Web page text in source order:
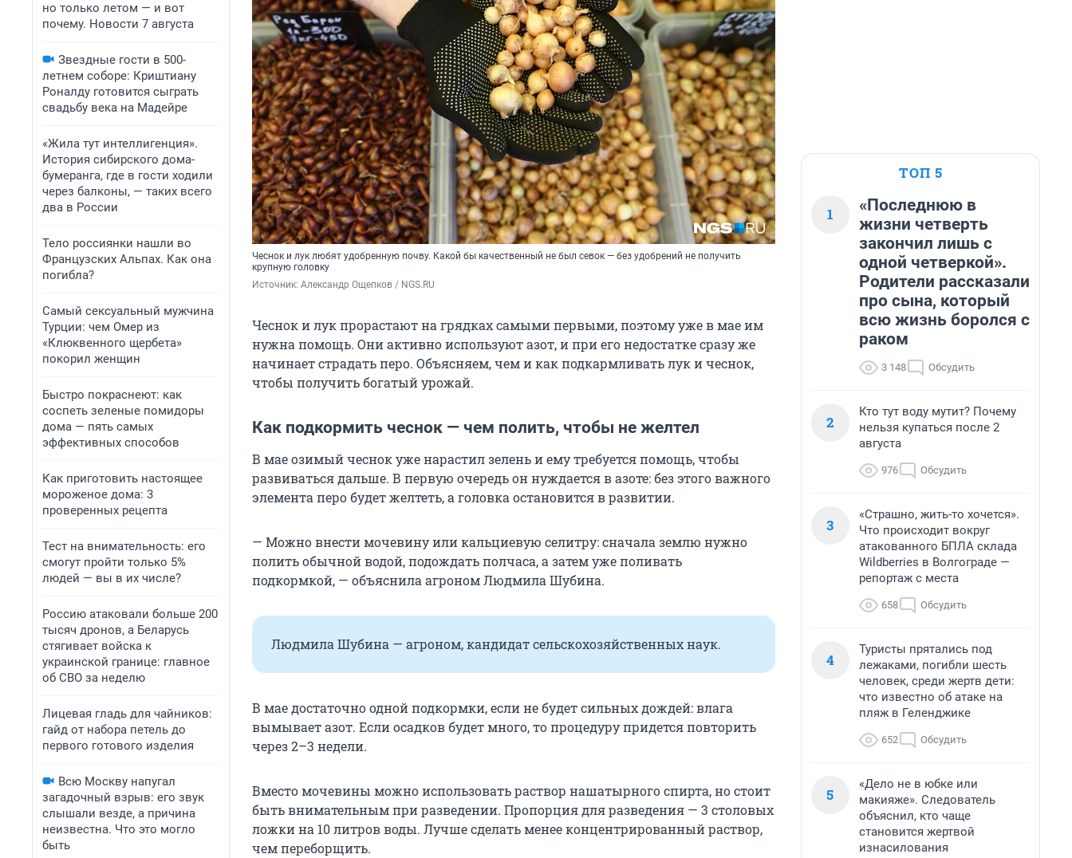
но только летом — и вот
почему. Новости 7 августа
Звездные гости в 500-
летнем соборе: Криштиану
Роналду готовится сыграть
свадьбу века на Мадейре
«Жила тут интеллигенция».
История сибирского дома-
бумеранга, где в гости ходили
через балконы, — таких всего
два в России
Тело россиянки нашли во
Французских Альпах. Как она
погибла?
Самый сексуальный мужчина
Турции: чем Омер из
«Клюквенного щербета»
покорил женщин
Быстро покраснеют: как
соспеть зеленые помидоры
дома — пять самых
эффективных способов
Как приготовить настоящее
мороженое дома: 3
проверенных рецепта
Тест на внимательность: его
смогут пройти только 5%
людей — вы в их числе?
Россию атаковали больше 200
тысяч дронов, а Беларусь
стягивает войска к
украинской границе: главное
об СВО за неделю
Лицевая гладь для чайников:
гайд от набора петель до
первого готового изделия
Всю Москву напугал
загадочный взрыв: его звук
слышали везде, а причина
неизвестна. Что это могло
быть
Чеснок и лук любят удобренную почву. Какой бы качественный не был севок — без удобрений не получить
крупную головку
Источник: Александр Ощепков / NGS.RU
Чеснок и лук прорастают на грядках самыми первыми, поэтому уже в мае им
нужна помощь. Они активно используют азот, и при его недостатке сразу же
начинает страдать перо. Объясняем, чем и как подкармливать лук и чеснок,
чтобы получить богатый урожай.
Как подкормить чеснок — чем полить, чтобы не желтел
В мае озимый чеснок уже нарастил зелень и ему требуется помощь, чтобы
развиваться дальше. В первую очередь он нуждается в азоте: без этого важного
элемента перо будет желтеть, а головка остановится в развитии.
— Можно внести мочевину или кальциевую селитру: сначала землю нужно
полить обычной водой, подождать полчаса, а затем уже поливать
подкормкой, — объяснила агроном Людмила Шубина.
Людмила Шубина — агроном, кандидат сельскохозяйственных наук.
В мае достаточно одной подкормки, если не будет сильных дождей: влага
вымывает азот. Если осадков будет много, то процедуру придется повторить
через 2–3 недели.
Вместо мочевины можно использовать раствор нашатырного спирта, но стоит
быть внимательным при разведении. Пропорция для разведения — 3 столовых
ложки на 10 литров воды. Лучше сделать менее концентрированный раствор,
чем переборщить.
ТОП 5
1
«Последнюю в
жизни четверть
закончил лишь с
одной четверкой».
Родители рассказали
про сына, который
всю жизнь боролся с
раком
3 148 Обсудить
2
Кто тут воду мутит? Почему
нельзя купаться после 2
августа
976 Обсудить
3
«Страшно, жить-то хочется».
Что происходит вокруг
атакованного БПЛА склада
Wildberries в Волгограде —
репортаж с места
658 Обсудить
4
Туристы прятались под
лежаками, погибли шесть
человек, среди жертв дети:
что известно об атаке на
пляж в Геленджике
652 Обсудить
5
«Дело не в юбке или
макияже». Следователь
объяснил, кто чаще
становится жертвой
изнасилования